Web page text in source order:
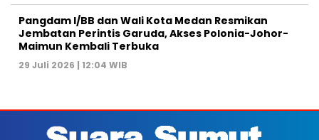
Pangdam I/BB dan Wali Kota Medan Resmikan
Jembatan Perintis Garuda, Akses Polonia-Johor-
Maimun Kembali Terbuka
29 Juli 2026 | 12:04 WIB